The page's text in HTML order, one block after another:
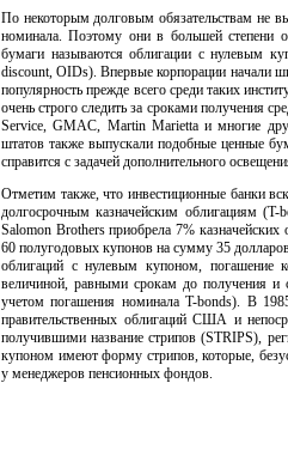
По некоторым долговым обязательствам не
номинала. Поэтому они в большей степени
бумаги называются облигации с нулевым
discount, OIDs). Впервые корпорации начали
популярность прежде всего среди таких
очень строго следить за сроками получения
Service, GMAC, Martin Marietta и многие
штатов также выпускали подобные ценные
справится с задачей дополнительного
Отметим также, что инвестиционные банки
долгосрочным казначейским облигациям
Salomon Brothers приобрела 7%
60 полугодовых купонов на сумму 35
облигаций с нулевым купоном, погашение
величиной, равными срокам до получения и
учетом погашения номинала T-bonds). В
правительственных облигаций США и
получившими название стрипов (STRIPS),
купоном имеют форму стрипов, которые,
у менеджеров пенсионных фондов.